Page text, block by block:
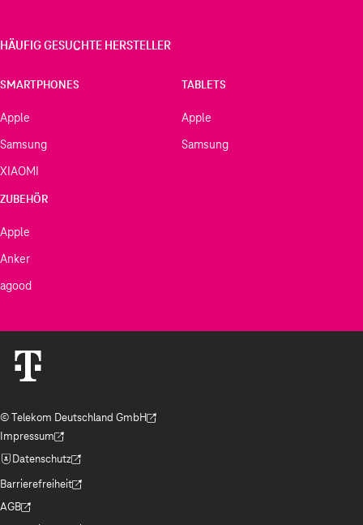
HÄUFIG GESUCHTE HERSTELLER
SMARTPHONES
Apple
Samsung
XIAOMI
TABLETS
Apple
Samsung
ZUBEHÖR
Apple
Anker
agood
© Telekom Deutschland GmbH
(Der Link wird in einem neuen Tab geöffnet)
Impressum
(Der Link wird in einem neuen Tab geöffnet)
Datenschutz
(Der Link wird in einem neuen Tab geöffnet)
Barrierefreiheit
(Der Link wird in einem neuen Tab geöffnet)
AGB
(Der Link wird in einem neuen Tab geöffnet)